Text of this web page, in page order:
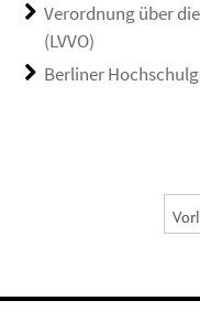
Verordnung über
(LVVO)
Berliner